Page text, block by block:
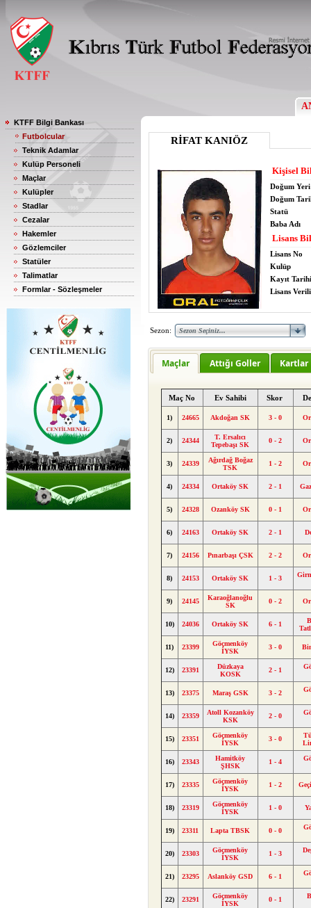
KTFF Bilgi Bankası
Futbolcular
Teknik Adamlar
Kulüp Personeli
Maçlar
Kulüpler
Stadlar
Cezalar
Hakemler
Gözlemciler
Statüler
Talimatlar
Formlar - Sözleşmeler
RİFAT KANIÖZ
Kişisel
Doğum Yeri
Doğum
Statü
Baba Adı
Lisans
Lisans No
Kulüp
Kayıt Tarihi
Lisans
Sezon:
Maçlar Attığı Goller Kartlar
Maç No Ev Sahibi Skor
1) 24665 Akdoğan SK 3 - 0
2) 24344
T. Ersalıcı
Tepebaşı SK
0 - 2
3) 24339
Ağırdağ Boğaz
TSK
1 - 2
4) 24334 Ortaköy SK 2 - 1
5) 24328 Ozanköy SK 0 - 1
6) 24163 Ortaköy SK 2 - 1
7) 24156 Pınarbaşı ÇSK 2 - 2
8) 24153 Ortaköy SK 1 - 3
9) 24145
Karaoğlanoğlu
SK
0 - 2
10) 24036 Ortaköy SK 6 - 1
11) 23399
Göçmenköy
İYSK
3 - 0
12) 23391
Düzkaya
KOSK
2 - 1
13) 23375 Maraş GSK 3 - 2
14) 23359
Atoll Kozanköy
KSK
2 - 0
15) 23351
Göçmenköy
İYSK
3 - 0
16) 23343
Hamitköy
ŞHSK
1 - 4
17) 23335
Göçmenköy
İYSK
1 - 2
18) 23319
Göçmenköy
İYSK
1 - 0
19) 23311 Lapta TBSK 0 - 0
20) 23303
Göçmenköy
İYSK
1 - 3
21) 23295 Aslanköy GSD 6 - 1
22) 23291
Göçmenköy
İYSK
0 - 1